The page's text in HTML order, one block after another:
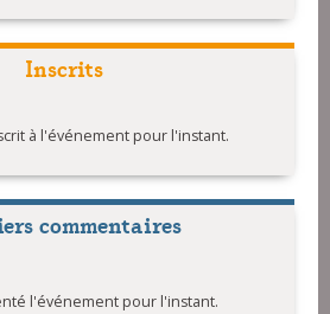
Inscrits
à l'événement pour l'instant.
commentaires
l'événement pour l'instant.